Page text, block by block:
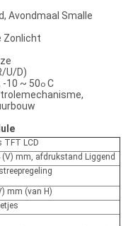
Avondmaal Smalle
Zonlicht
U/D)
10 ~ 50oC
TFT LCD
(V) mm, afdrukstand Liggend
mm (van H)